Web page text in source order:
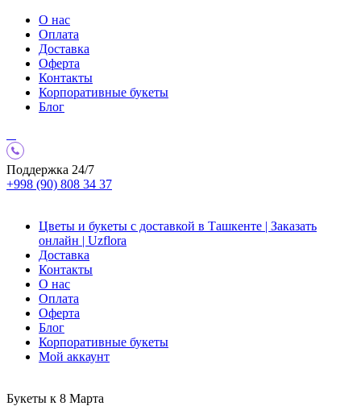
О нас
Оплата
Доставка
Оферта
Контакты
Корпоративные букеты
Блог
Поддержка 24/7
+998 (90) 808 34 37
Цветы и букеты с доставкой в Ташкенте | Заказать
онлайн | Uzflora
Доставка
Контакты
О нас
Оплата
Оферта
Блог
Корпоративные букеты
Мой аккаунт
Букеты к 8 Марта